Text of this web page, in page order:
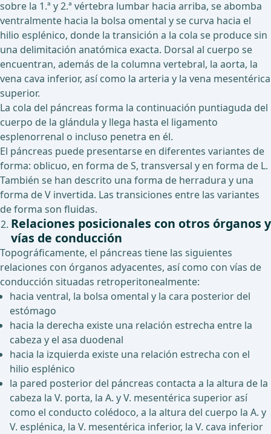
sobre la 1.ª y 2.ª vértebra lumbar hacia arriba, se abomba
ventralmente hacia la bolsa omental y se curva hacia el
hilio esplénico, donde la transición a la cola se produce sin
una delimitación anatómica exacta. Dorsal al cuerpo se
encuentran, además de la columna vertebral, la aorta, la
vena cava inferior, así como la arteria y la vena mesentérica
superior.
La cola del páncreas forma la continuación puntiaguda del
cuerpo de la glándula y llega hasta el ligamento
esplenorrenal o incluso penetra en él.
El páncreas puede presentarse en diferentes variantes de
forma: oblicuo, en forma de S, transversal y en forma de L.
También se han descrito una forma de herradura y una
forma de V invertida. Las transiciones entre las variantes
de forma son fluidas.
Relaciones posicionales con otros órganos y
vías de conducción
Topográficamente, el páncreas tiene las siguientes
relaciones con órganos adyacentes, así como con vías de
conducción situadas retroperitonealmente:
hacia ventral, la bolsa omental y la cara posterior del
estómago
hacia la derecha existe una relación estrecha entre la
cabeza y el asa duodenal
hacia la izquierda existe una relación estrecha con el
hilio esplénico
la pared posterior del páncreas contacta a la altura de la
cabeza la V. porta, la A. y V. mesentérica superior así
como el conducto colédoco, a la altura del cuerpo la A. y
V. esplénica, la V. mesentérica inferior, la V. cava inferior